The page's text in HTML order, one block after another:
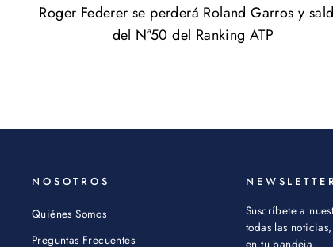
Roger Federer se perderá Roland Garros y
del Nª50 del Ranking ATP
NOSOTROS
Quiénes Somos
Preguntas Frecuentes
Suscríbete a
todas las